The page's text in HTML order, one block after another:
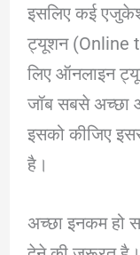
इसलिए कई
ट्यूशन (Online
लिए ऑनलाइन
जॉब सबसे अच्छा
इसको कीजिए
है।
अच्छा इनकम हो